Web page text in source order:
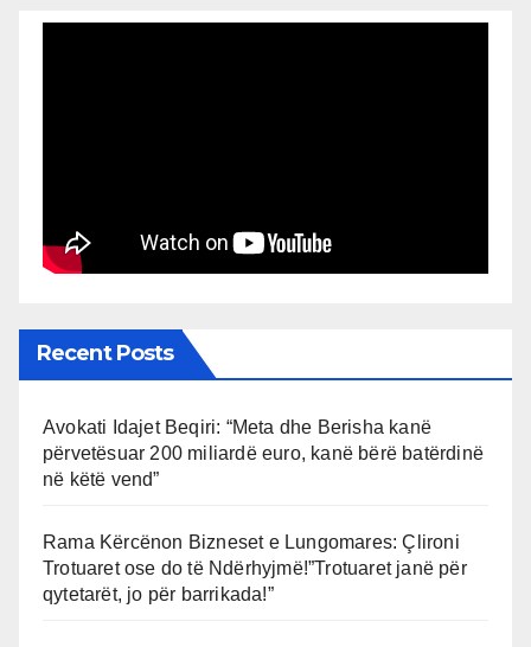
Recent Posts
Avokati Idajet Beqiri: “Meta dhe Berisha kanë
përvetësuar 200 miliardë euro, kanë bërë batërdinë
në këtë vend”
Rama Kërcënon Bizneset e Lungomares: Çlironi
Trotuaret ose do të Ndërhyjmë!”Trotuaret janë për
qytetarët, jo për barrikada!”